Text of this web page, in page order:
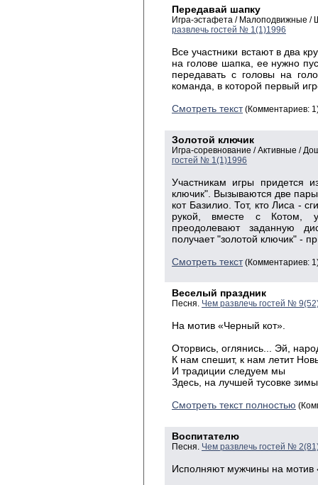
Передавай шапку
Игра-эстафета / Малоподвижные
развлечь гостей № 1(1)1996
Все участники встают в два
на голове шапка, ее нужно
передавать с головы на
команда, в которой первый
Смотреть текст(Комментариев:
Золотой ключик
Игра-соревнование / Активные /
гостей № 1(1)1996
Участникам игры придется
ключик". Вызываются две
кот Базилио. Тот, кто Лиса -
рукой, вместе с Котом, у
преодолевают заданную
получает "золотой ключик" -
Смотреть текст(Комментариев:
Веселый праздник
Песня. Чем развлечь гостей №
На мотив «Черный кот».
Оторвись, оглянись... Эй,
К нам спешит, к нам летит
И традиции следуем мы
Здесь, на лучшей тусовке
Смотреть текст полностью
Воспитателю
Песня. Чем развлечь гостей №
Исполняютмужчины на мотив